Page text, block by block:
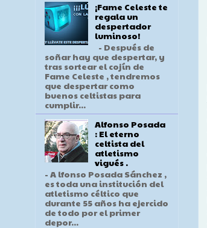
¡Fame Celeste te
regala un
despertador
luminoso!
- Después de
soñar hay que despertar, y
tras sortear el cojín de
Fame Celeste , tendremos
que despertar como
buenos celtistas para
cumplir...
Alfonso Posada
: El eterno
celtista del
atletismo
vigués .
- A lfonso Posada Sánchez ,
es toda una institución del
atletismo céltico que
durante 55 años ha ejercido
de todo por el primer
depor...